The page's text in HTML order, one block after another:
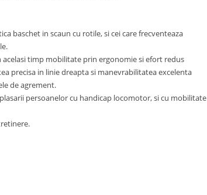
baschet in scaun cu rotile, si cei care frecventeaza
timp mobilitate prin ergonomie si efort redus
precisa in linie dreapta si manevrabilitatea excelenta
de agrement.
persoanelor cu handicap locomotor, si cu mobilitate